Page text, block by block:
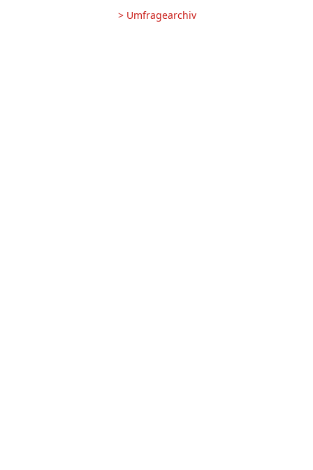
> Umfragearchiv